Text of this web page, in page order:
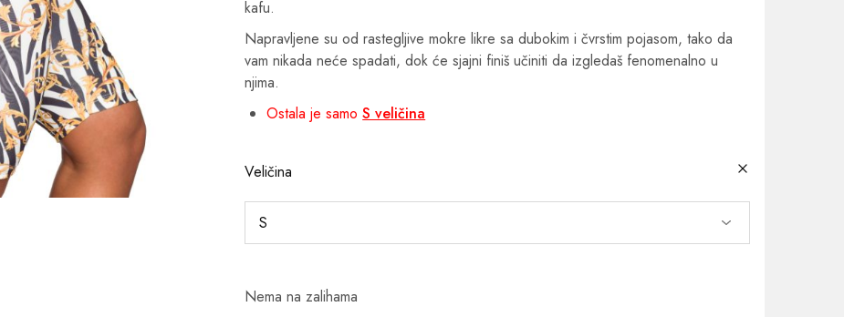
kafu.
Napravljene su od rastegljive mokre likre sa dubokim i čvrstim pojasom, tako da
vam nikada neće spadati, dok će sjajni finiš učiniti da izgledaš fenomenalno u
njima.
Ostala je samoS veličina
Veličina
Nema na zalihama